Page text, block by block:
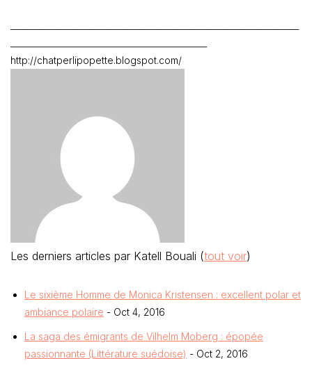
http://chatperlipopette.blogspot.com/
Les derniers articles par Katell Bouali (tout voir)
Le sixième Homme de Monica Kristensen : excellent polar et
ambiance polaire - Oct 4, 2016
La saga des émigrants de Vilhelm Moberg : épopée
passionnante (Littérature suédoise) - Oct 2, 2016